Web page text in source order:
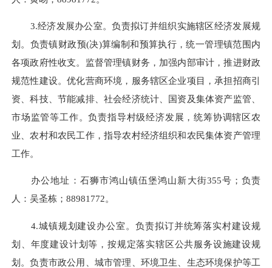
3.经济发展办公室。负责拟订并组织实施辖区经济发展规
划。负责镇财政预(决)算编制和预算执行，统一管理镇范围内
各项政府性收支。监督管理镇财务，加强内部审计，推进财政
规范性建设。优化营商环境，服务辖区企业项目，承担招商引
资、科技、节能减排、社会经济统计、国资及集体资产监管、
市场监管等工作。负责指导村级经济发展，统筹协调辖区农
业、农村和农民工作，指导农村经济组织和农民集体资产管理
工作。
办公地址： 石狮市鸿山镇伍堡鸿山新大街355号 ； 负责
人：吴圣栋； 88981772。
4.城镇规划建设办公室。负责拟订并统筹落实村建设规
划、年度建设计划等，按规定落实辖区公共服务设施建设规
划。负责市政公用、城市管理、环境卫生、生态环境保护等工